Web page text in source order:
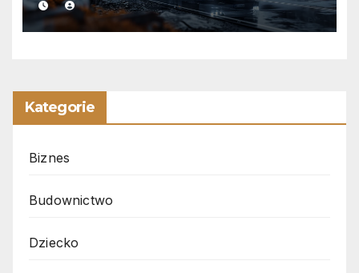
Kategorie
Biznes
Budownictwo
Dziecko